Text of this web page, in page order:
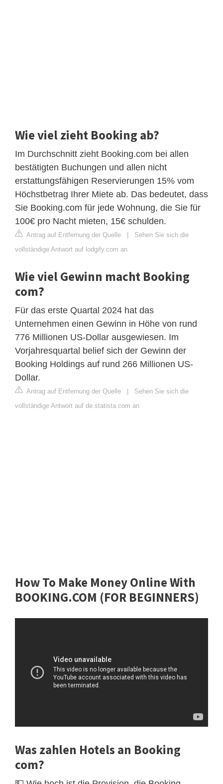
Wie viel zieht Booking ab?
Im Durchschnitt zieht Booking.com bei allen
bestätigten Buchungen und allen nicht
erstattungsfähigen Reservierungen 15% vom
Höchstbetrag Ihrer Miete ab. Das bedeutet, dass
Sie Booking.com für jede Wohnung, die Sie für
100€ pro Nacht mieten, 15€ schulden.
Antrag auf Entfernung der Quelle
Sehen Sie sich die
vollständige Antwort auf lodgify.com an
Wie viel Gewinn macht Booking
com?
Für das erste Quartal 2024 hat das
Unternehmen einen Gewinn in Höhe von rund
776 Millionen US-Dollar ausgewiesen. Im
Vorjahresquartal belief sich der Gewinn der
Booking Holdings auf rund 266 Millionen US-
Dollar.
Antrag auf Entfernung der Quelle
Sehen Sie sich die
vollständige Antwort auf de.statista.com an
How To Make Money Online With
BOOKING.COM (FOR BEGINNERS)
Was zahlen Hotels an Booking
com?